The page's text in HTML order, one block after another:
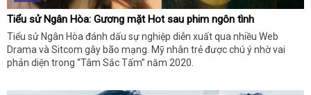
Tiểu sử Ngân Hòa: Gương mặt Hot sau phim ngôn tình
Tiểu sử Ngân Hòa đánh dấu sự nghiệp diễn xuất qua nhiều Web
Drama và Sitcom gây bão mạng. Mỹ nhân trẻ được chú ý nhờ vai
phản diện trong “Tâm Sắc Tấm” năm 2020.